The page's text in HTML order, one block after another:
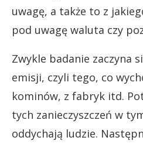
uwagę, a także to z
pod uwagę waluta czy
Zwykle badanie zaczyna
emisji, czyli tego, co
kominów, z fabryk itd.
tych zanieczyszczeń w
oddychają ludzie.